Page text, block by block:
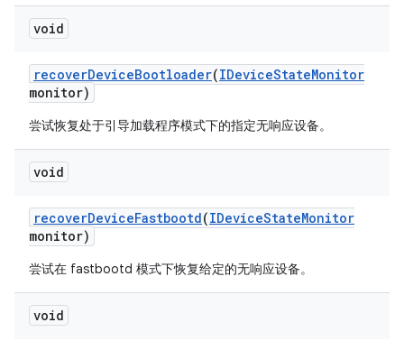
void
recoverDeviceBootloader(IDeviceStateMonitor
monitor)
尝试恢复处于引导加载程序模式下的指定无响应设备。
void
recoverDeviceFastbootd(IDeviceStateMonitor
monitor)
尝试在 fastbootd 模式下恢复给定的无响应设备。
void